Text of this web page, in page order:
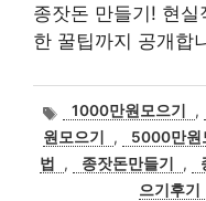
종잣돈 만들기! 현
한 꿀팁까지 공개합
태
그
1000만원모으기 ,
원모으기
, 5000만원
법
, 종잣돈만들기 ,
으기후기